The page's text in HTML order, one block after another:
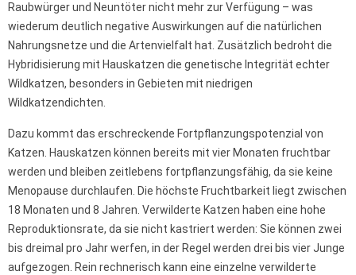
Raubwürger und Neuntöter nicht mehr zur Verfügung – was
wiederum deutlich negative Auswirkungen auf die natürlichen
Nahrungsnetze und die Artenvielfalt hat. Zusätzlich bedroht die
Hybridisierung mit Hauskatzen die genetische Integrität echter
Wildkatzen, besonders in Gebieten mit niedrigen
Wildkatzendichten.
Dazu kommt das erschreckende Fortpflanzungspotenzial von
Katzen. Hauskatzen können bereits mit vier Monaten fruchtbar
werden und bleiben zeitlebens fortpflanzungsfähig, da sie keine
Menopause durchlaufen. Die höchste Fruchtbarkeit liegt zwischen
18 Monaten und 8 Jahren. Verwilderte Katzen haben eine hohe
Reproduktionsrate, da sie nicht kastriert werden: Sie können zwei
bis dreimal pro Jahr werfen, in der Regel werden drei bis vier Junge
aufgezogen. Rein rechnerisch kann eine einzelne verwilderte